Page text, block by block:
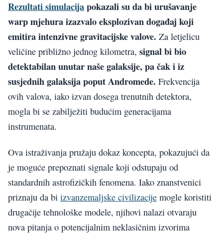
Rezultati simulacijapokazali su da bi urušavanje
warp mjehura izazvalo eksplozivan događaj koji
emitira intenzivne gravitacijske valove. Za letjelicu
veličine približno jednog kilometra, signal bi bio
detektabilan unutar naše galaksije, pa čak i iz
susjednih galaksija poput Andromede. Frekvencija
ovih valova, iako izvan dosega trenutnih detektora,
mogla bi se zabilježiti budućim generacijama
instrumenata.
Ova istraživanja pružaju dokaz koncepta, pokazujući da
je moguće prepoznati signale koji odstupaju od
standardnih astrofizičkih fenomena. Iako znanstvenici
priznaju da bi izvanzemaljske civilizacije mogle koristiti
drugačije tehnološke modele, njihovi nalazi otvaraju
nova pitanja o potencijalnim neklasičnim izvorima